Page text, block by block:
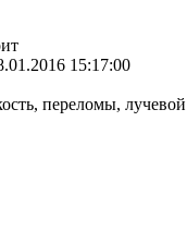
15:17:00
переломы,